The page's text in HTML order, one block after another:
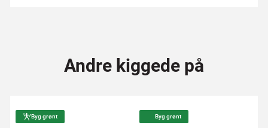
Andre kiggede på
Byg grønt Byg grønt